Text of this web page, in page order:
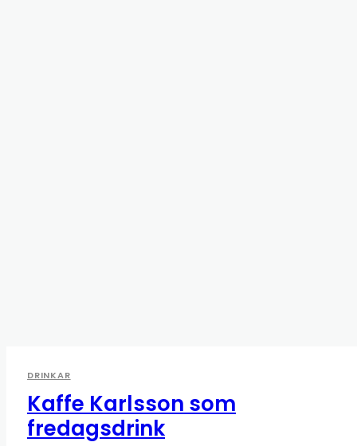
DRINKAR
Kaffe Karlsson som
fredagsdrink